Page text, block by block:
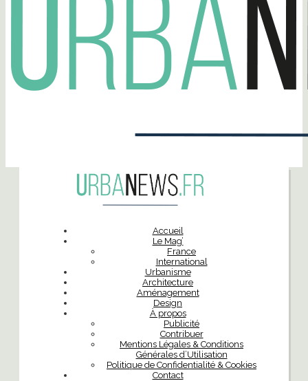
Accueil
Le Mag’
France
International
Urbanisme
Architecture
Aménagement
Design
À propos
Publicité
Contribuer
Mentions Légales & Conditions
Générales d’Utilisation
Politique de Confidentialité & Cookies
Contact